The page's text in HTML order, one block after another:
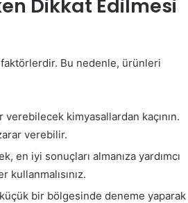
Dikkat Edilmesi
faktörlerdir. Bu nedenle, ürünleri
kimyasallardan kaçının.
verebilir.
iyi sonuçları almanıza yardımcı
bir bölgesinde deneme yaparak